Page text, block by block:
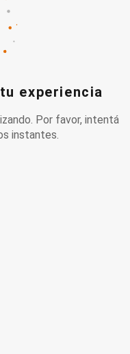
experiencia
Por favor, intentá
instantes.